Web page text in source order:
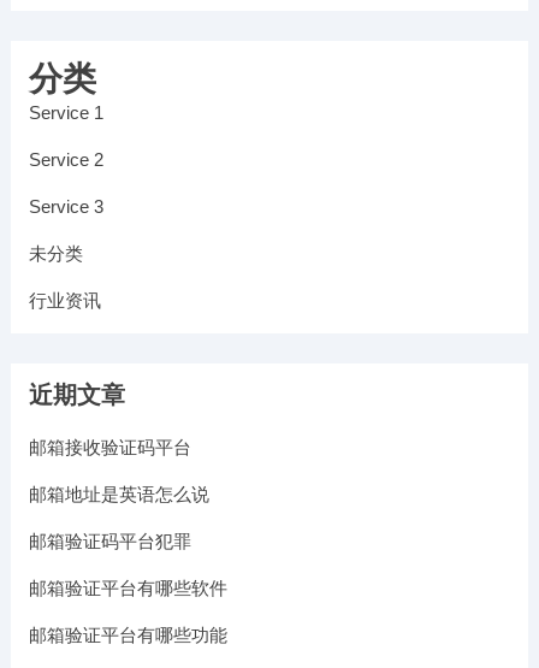
分类
Service 1
Service 2
Service 3
未分类
行业资讯
近期文章
邮箱接收验证码平台
邮箱地址是英语怎么说
邮箱验证码平台犯罪
邮箱验证平台有哪些软件
邮箱验证平台有哪些功能